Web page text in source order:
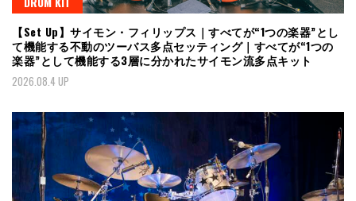
【Set Up】サイモン・フィリップス｜すべてが“1つの楽器”とし
て機能する不動のツーバス多点セッティング｜すべてが“1つの
楽器”として機能する3層に分かれたサイモン流多点キット
2026.08.4 UP